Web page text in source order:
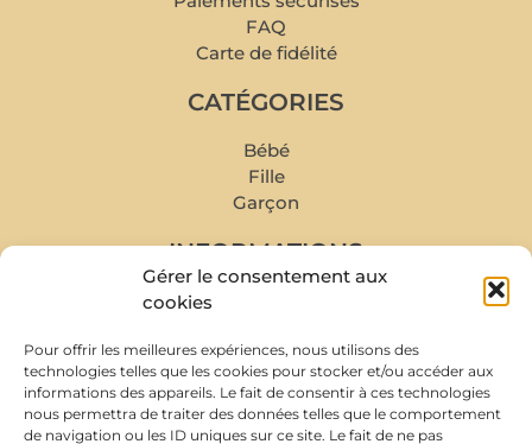
Gérer le consentement aux
cookies
Pour offrir les meilleures expériences, nous utilisons des
technologies telles que les cookies pour stocker et/ou accéder aux
informations des appareils. Le fait de consentir à ces technologies
nous permettra de traiter des données telles que le comportement
de navigation ou les ID uniques sur ce site. Le fait de ne pas
FAQ
Carte de fidélité
CATÉGORIES
Bébé
Fille
Garçon
INFORMATIONS
Mon compte
Livraison et retour
Prise de rendez-vous
Conditions de rachat